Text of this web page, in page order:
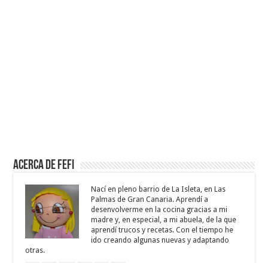
Acerca de Fefi
Nací en pleno barrio de La Isleta, en Las
Palmas de Gran Canaria. Aprendí a
desenvolverme en la cocina gracias a mi
madre y, en especial, a mi abuela, de la que
aprendí trucos y recetas. Con el tiempo he
ido creando algunas nuevas y adaptando
otras.